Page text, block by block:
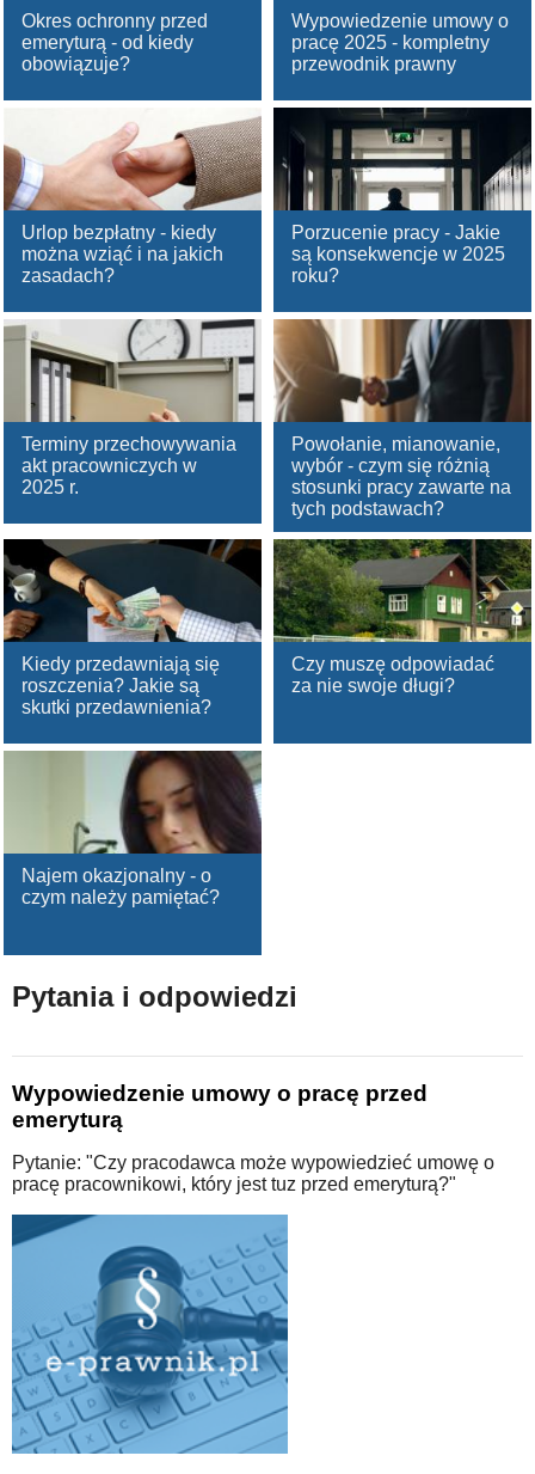
Okres ochronny przed
emeryturą - od kiedy
obowiązuje?
Wypowiedzenie umowy o
pracę 2025 - kompletny
przewodnik prawny
Urlop bezpłatny - kiedy
można wziąć i na jakich
zasadach?
Porzucenie pracy - Jakie
są konsekwencje w 2025
roku?
Terminy przechowywania
akt pracowniczych w
2025 r.
Powołanie, mianowanie,
wybór - czym się różnią
stosunki pracy zawarte na
tych podstawach?
Kiedy przedawniają się
roszczenia? Jakie są
skutki przedawnienia?
Czy muszę odpowiadać
za nie swoje długi?
Najem okazjonalny - o
czym należy pamiętać?
Pytania i odpowiedzi
Wypowiedzenie umowy o pracę przed
emeryturą
Pytanie: "Czy pracodawca może wypowiedzieć umowę o
pracę pracownikowi, który jest tuz przed emeryturą?"